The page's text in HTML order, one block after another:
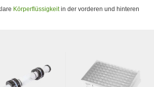
Körperflüssigkeitin der vorderen und hinteren